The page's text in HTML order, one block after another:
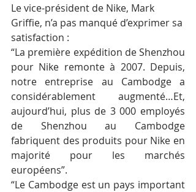
Le vice-président de Nike, Mark
Griffie, n’a pas manqué d’exprimer sa
satisfaction :
“La première expédition de Shenzhou
pour Nike remonte à 2007. Depuis,
notre entreprise au Cambodge a
considérablement augmenté…Et,
aujourd’hui, plus de 3 000 employés
de Shenzhou au Cambodge
fabriquent des produits pour Nike en
majorité pour les marchés
européens”.
“Le Cambodge est un pays important